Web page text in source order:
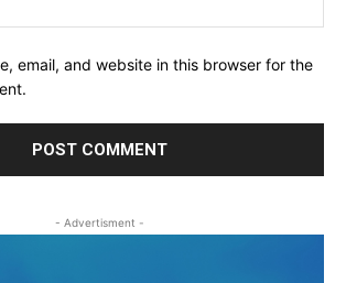
email, and website in this browser for the
- Advertisment -